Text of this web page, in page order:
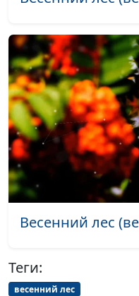
Весенний ролик
апрель)
Весенний ролик
Весенний ролик
Весенний ролик
Весенний ролик (май)
Осенний ролик
Осенний ролик
Весенний лес
Теги:
весенний лес